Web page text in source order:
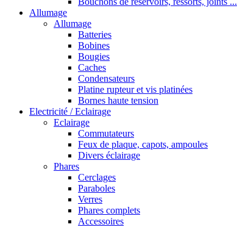
Allumage
Allumage
Batteries
Bobines
Bougies
Caches
Condensateurs
Platine rupteur et vis platinées
Bornes haute tension
Electricité / Eclairage
Eclairage
Commutateurs
Feux de plaque, capots, ampoules
Divers éclairage
Phares
Cerclages
Paraboles
Verres
Phares complets
Accessoires